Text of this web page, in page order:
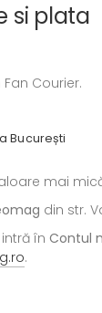
si plata
Fan Courier.
București
mai
din str.
în Contul
.